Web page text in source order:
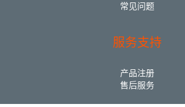
常见问题
服务支持
产品注册
售后服务